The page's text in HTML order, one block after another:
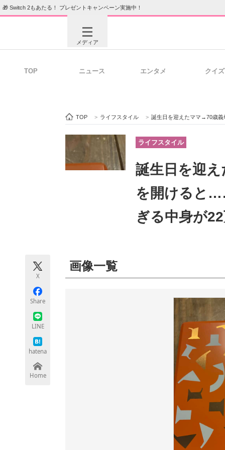
🎁 Switch 2もあたる！ プレゼントキャンペーン実施中！
メディア
ビジネスと働き方のヒント
ちょっと気になるネットの話題
TOP ニュース エンタメ クイズ
TOP > ライフスタイル > 誕生日を迎えたママ→70歳
ライフスタイル
誕生日を迎
を開けると
ぎる中身が
X
Share
LINE
hatena
Home
画像一覧